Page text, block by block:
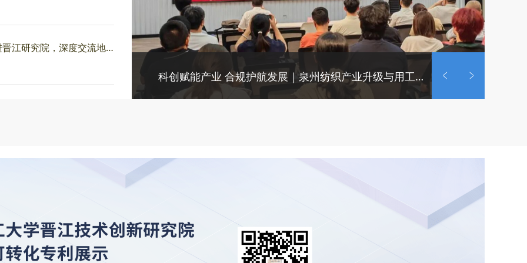
科创赋能产业 合规护航发展｜泉州纺织产业升级与用工合规主题沙龙圆满举办
香港理工大学 MTE 科技创业硕士走进晋江研究院，深度交流地方产业创业实战路径